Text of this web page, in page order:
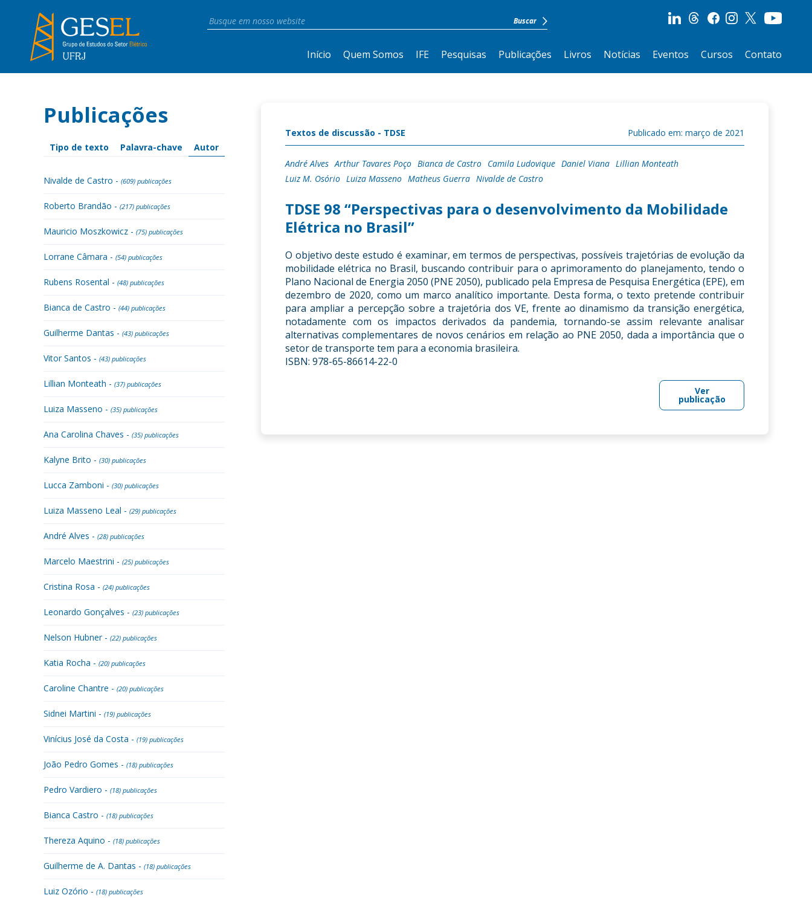
Início Quem Somos IFE Pesquisas Publicações Livros Notícias Eventos Cursos Contato
Publicações
Tipo de texto Palavra-chave Autor
Nivalde de Castro - (609) publicações
Roberto Brandão - (217) publicações
Mauricio Moszkowicz - (75) publicações
Lorrane Câmara - (54) publicações
Rubens Rosental - (48) publicações
Bianca de Castro - (44) publicações
Guilherme Dantas - (43) publicações
Vitor Santos - (43) publicações
Lillian Monteath - (37) publicações
Luiza Masseno - (35) publicações
Ana Carolina Chaves - (35) publicações
Kalyne Brito - (30) publicações
Lucca Zamboni - (30) publicações
Luiza Masseno Leal - (29) publicações
André Alves - (28) publicações
Marcelo Maestrini - (25) publicações
Cristina Rosa - (24) publicações
Leonardo Gonçalves - (23) publicações
Nelson Hubner - (22) publicações
Katia Rocha - (20) publicações
Caroline Chantre - (20) publicações
Sidnei Martini - (19) publicações
Vinícius José da Costa - (19) publicações
João Pedro Gomes - (18) publicações
Pedro Vardiero - (18) publicações
Bianca Castro - (18) publicações
Thereza Aquino - (18) publicações
Guilherme de A. Dantas - (18) publicações
Luiz Ozório - (18) publicações
Textos de discussão - TDSE Publicado em: março de 2021
André Alves Arthur Tavares Poço Bianca de Castro Camila Ludovique Daniel Viana Lillian Monteath
Luiz M. Osório Luiza Masseno Matheus Guerra Nivalde de Castro
TDSE 98 “Perspectivas para o desenvolvimento da Mobilidade
Elétrica no Brasil”
O objetivo deste estudo é examinar, em termos de perspectivas, possíveis trajetórias de evolução da
mobilidade elétrica no Brasil, buscando contribuir para o aprimoramento do planejamento, tendo o
Plano Nacional de Energia 2050 (PNE 2050), publicado pela Empresa de Pesquisa Energética (EPE), em
dezembro de 2020, como um marco analítico importante. Desta forma, o texto pretende contribuir
para ampliar a percepção sobre a trajetória dos VE, frente ao dinamismo da transição energética,
notadamente com os impactos derivados da pandemia, tornando-se assim relevante analisar
alternativas complementares de novos cenários em relação ao PNE 2050, dada a importância que o
setor de transporte tem para a economia brasileira.
ISBN: 978-65-86614-22-0
Ver
publicação